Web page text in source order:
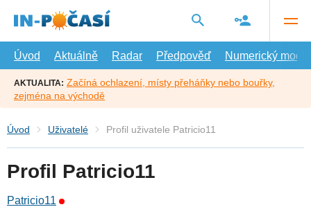
hlavní
Úvod
Aktuálně Radar Předpověď Numerický model
AKTUALITA: Začíná ochlazení, místy přeháňky nebo bouřky,
zejména na východě
Úvod Uživatelé Profil uživatele Patricio11
Profil Patricio11
Patricio11